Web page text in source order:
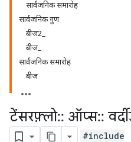
सार्वजनिक समारोह
सार्वजनिक गुण
बीज2_
बीज_
सार्वजनिक समारोह
बीज
टेंसरफ़्लो:: ऑप्स::
#include